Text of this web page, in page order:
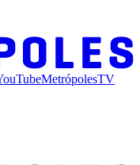
MetrópolesTV